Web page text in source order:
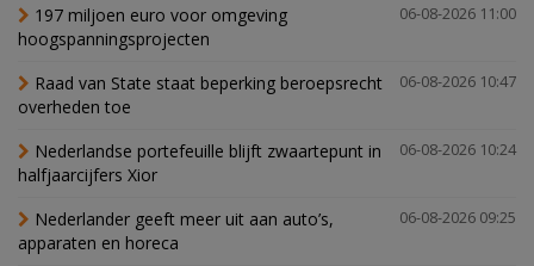
06-08-2026 11:00
197 miljoen euro voor omgeving
hoogspanningsprojecten
06-08-2026 10:47
Raad van State staat beperking beroepsrecht
overheden toe
06-08-2026 10:24
Nederlandse portefeuille blijft zwaartepunt in
halfjaarcijfers Xior
06-08-2026 09:25
Nederlander geeft meer uit aan auto’s,
apparaten en horeca